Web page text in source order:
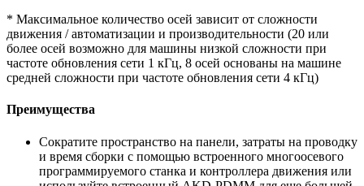
* Максимальное количество осей зависит от сложности
движения / автоматизации и производительности (20 или
более осей возможно для машины низкой сложности при
частоте обновления сети 1 кГц, 8 осей основаны на машине
средней сложности при частоте обновления сети 4 кГц)
Преимущества
Сократите пространство на панели, затраты на проводку
и время сборки с помощью встроенного многоосевого
программируемого станка и контроллера движения или